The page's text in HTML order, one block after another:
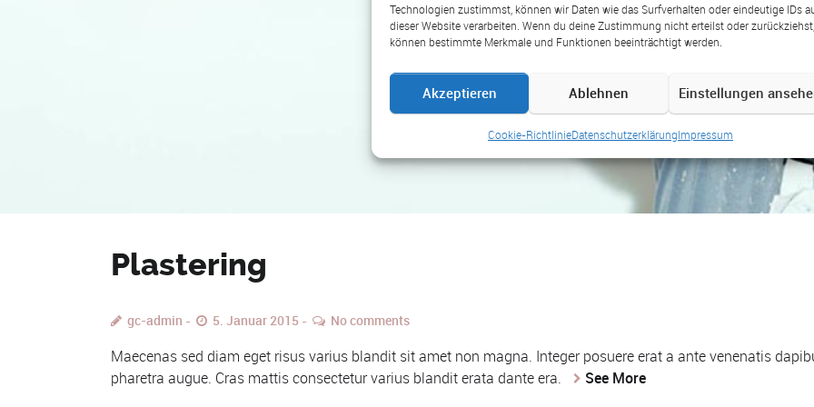
Technologien zustimmst, können wir Daten wie das Surfverhalten oder eindeutige IDs
dieser Website verarbeiten. Wenn du deine Zustimmung nicht erteilst oder zurückziehst,
können bestimmte Merkmale und Funktionen beeinträchtigt werden.
Akzeptieren Ablehnen Einstellungen
Cookie-RichtlinieDatenschutzerklärungImpressum
Plastering
gc-admin 5. Januar 2015 No comments
Maecenas sed diam eget risus varius blandit sit amet non magna. Integer posuere erat a ante venenatis
pharetra augue. Cras mattis consectetur varius blandit erata dante era.
See More